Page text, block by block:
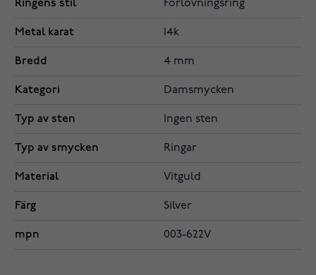
Ringens stil Förlovningsring
Metal karat 14k
Bredd 4 mm
Kategori Damsmycken
Typ av sten Ingen sten
Typ av smycken Ringar
Material Vitguld
Färg Silver
mpn 003-622V